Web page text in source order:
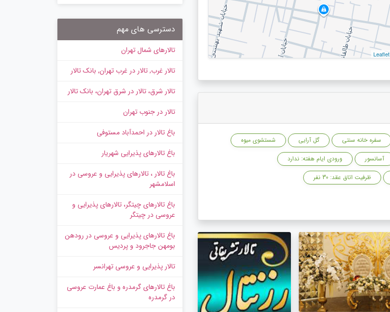
Leaflet
سفره خانه سنتی گل آرایی
شستشوی میوه
آسانسور
ورودی ایام هفته: ندارد
ظرفیت اتاق عقد: 30 نفر
دسترسی های مهم
تالارهای شمال تهران
تالار غرب, تالار در غرب تهران, بانک تالار
تالار شرق، تالار در شرق تهران، بانک تالار
تالار در جنوب تهران
باغ تالار در احمدآباد مستوفی
باغ تالارهای پذیرایی شهریار
باغ تالار ، تالارهای پذیرایی و عروسی در
اسلامشهر
باغ تالارهای چیتگر، تالارهای پذیرایی و
عروسی در چیتگر
باغ تالارهای پذیرایی و عروسی در رودهن
بومهن جاجرود و پردیس
تالار پذیرایی و عروسی تهرانسر
باغ تالارهای گرمدره و باغ عمارت عروسی
در گرمدره